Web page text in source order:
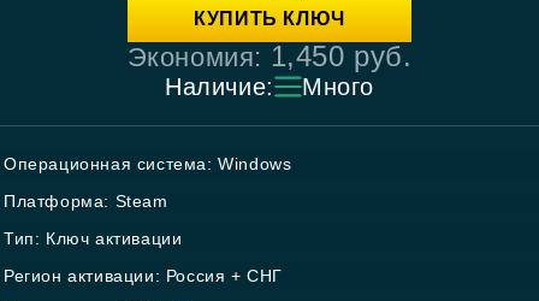
КУПИТЬ КЛЮЧ
Экономия: 1,450 руб.
Наличие: Много
Операционная система: Windows
Платформа: Steam
Тип: Ключ активации
Регион активации: Россия + СНГ